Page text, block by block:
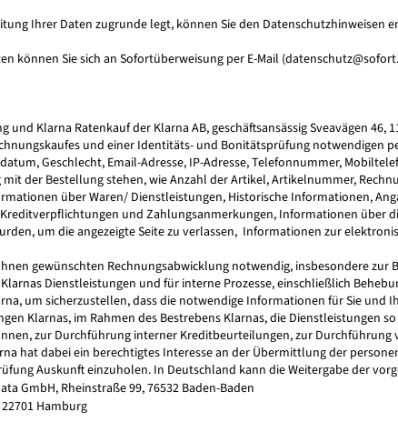
Ihrer Daten zugrunde legt, können Sie den Datenschutzhinweisen
können Sie sich an Sofortüberweisung per E-Mail (
Klarna Ratenkauf der Klarna AB, geschäftsansässig Sveavägen
und einer Identitäts- und Bonitätsprüfung notwendigen
Geschlecht, Email-Adresse, IP-Adresse, Telefonnummer,
der Bestellung stehen, wie Anzahl der Artikel, Artikelnummer,
über Waren/ Dienstleistungen, Historische Informationen,
und Zahlungsanmerkungen, Informationen über
um die angezeigte Seite zu verlassen, Informationen zur
gewünschten Rechnungsabwicklung notwendig, insbesondere
Dienstleistungen und für interne Prozesse, einschließlich
um sicherzustellen, dass die notwendige Informationen für Sie und
Klarnas, im Rahmen des Bestrebens Klarnas, die Dienstleistungen
zur Durchführung interner Kreditbeurteilungen, zur Durchführung
hat dabei ein berechtigtes Interesse an der Übermittlung der
Auskunft einzuholen. In Deutschland kann die Weitergabe der
GmbH, Rheinstraße 99, 76532 Baden-Baden
Hamburg